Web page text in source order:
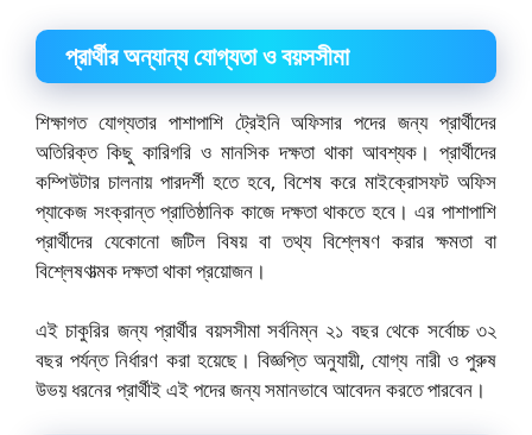
প্রার্থীর অন্যান্য যোগ্যতা ও বয়সসীমা
শিক্ষাগত যোগ্যতার পাশাপাশি ট্রেইনি অফিসার পদের জন্য প্রার্থীদের
অতিরিক্ত কিছু কারিগরি ও মানসিক দক্ষতা থাকা আবশ্যক। প্রার্থীদের
কম্পিউটার চালনায় পারদর্শী হতে হবে, বিশেষ করে মাইক্রোসফট অফিস
প্যাকেজ সংক্রান্ত প্রাতিষ্ঠানিক কাজে দক্ষতা থাকতে হবে। এর পাশাপাশি
প্রার্থীদের যেকোনো জটিল বিষয় বা তথ্য বিশ্লেষণ করার ক্ষমতা বা
বিশ্লেষণাত্মক দক্ষতা থাকা প্রয়োজন।
এই চাকুরির জন্য প্রার্থীর বয়সসীমা সর্বনিম্ন ২১ বছর থেকে সর্বোচ্চ ৩২
বছর পর্যন্ত নির্ধারণ করা হয়েছে। বিজ্ঞপ্তি অনুযায়ী, যোগ্য নারী ও পুরুষ
উভয় ধরনের প্রার্থীই এই পদের জন্য সমানভাবে আবেদন করতে পারবেন।